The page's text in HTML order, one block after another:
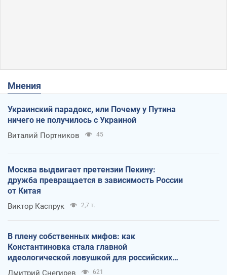
Мнения
Украинский парадокс, или Почему у Путина
ничего не получилось с Украиной
Виталий Портников 45
Москва выдвигает претензии Пекину:
дружба превращается в зависимость России
от Китая
Виктор Каспрук 2,7 т.
В плену собственных мифов: как
Константиновка стала главной
идеологической ловушкой для российских
оккупантов
Дмитрий Снегирев 621